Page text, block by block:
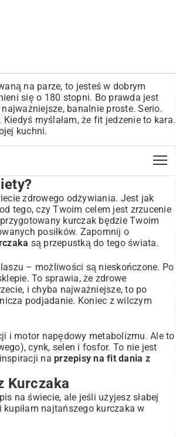
na parze, to jesteś w dobrym
się o 180 stopni. Bo prawda jest
banalnie proste. Serio.
myślałam, że fit jedzenie to kara.
kuchni.
zdrowego odżywiania. Jest jak
tego, czy Twoim celem jest zrzucenie
kurczak będzie Twoim
posiłków. Zapomnij o
są przepustką do tego świata.
– możliwości są nieskończone. Po
To sprawia, że zdrowe
i chyba najważniejsze, to po
podjadanie. Koniec z wilczym
i motor napędowy metabolizmu. Ale to
cynk, selen i fosfor. To nie jest
na przepisy na fit dania z
Kurczaka
na świecie, ale jeśli użyjesz słabej
najtańszego kurczaka w